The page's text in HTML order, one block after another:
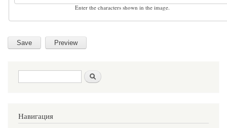
Enter the characters shown in the image.
Search form
Навигация